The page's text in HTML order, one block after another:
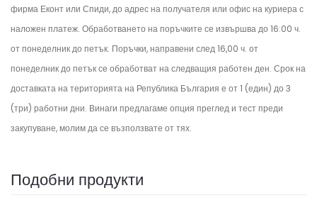
фирма Еконт или Спиди, до адрес на получателя или офис на куриера с
наложен платеж. Обработването на поръчките се извършва до 16:00 ч.
от понеделник до петък. Поръчки, направени след 16,00 ч. от
понеделник до петък се обработват на следващия работен ден. Срок на
доставката на територията на Република България е от 1 (един) до 3
(три) работни дни. Винаги предлагаме опция преглед и тест преди
закупуване, молим да се възползвате от тях.
Подобни продукти